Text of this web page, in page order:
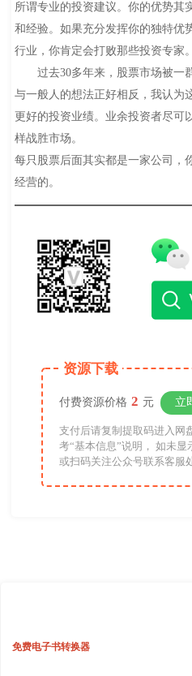
所谓专业的投资建议。你的优势其
和经验。如果充分发挥你的独特优
行业，你肯定会打败那些投资专家。
过去30多年来，股票市场被一
与一般人的想法正好相反，我认为
更好的投资业绩。业余投资者尽可
样战胜市场。
每只股票后面其实都是一家公司，
经营的。
资源下载
付费资源价格 2 元 立
支付后请复制提取码进入网
考“基本信息”说明， 如未
或扫码关注公众号联系客服
免费电子书转换器